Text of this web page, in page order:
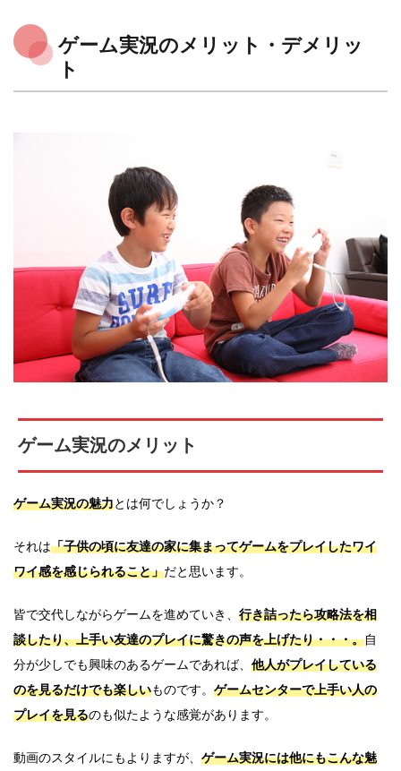
ゲーム実況のメリット・デメリッ
ト
ゲーム実況のメリット
ゲーム実況の魅力とは何でしょうか？
それは「子供の頃に友達の家に集まってゲームをプレイしたワイ
ワイ感を感じられること」だと思います。
皆で交代しながらゲームを進めていき、 行き詰ったら攻略法を相
談したり、上手い友達のプレイに驚きの声を上げたり・・・。自
分が少しでも興味のあるゲームであれば、 他人がプレイしている
のを見るだけでも楽しいものです。 ゲームセンターで上手い人の
プレイを見るのも似たような感覚があります。
動画のスタイルにもよりますが、 ゲーム実況には他にもこんな魅